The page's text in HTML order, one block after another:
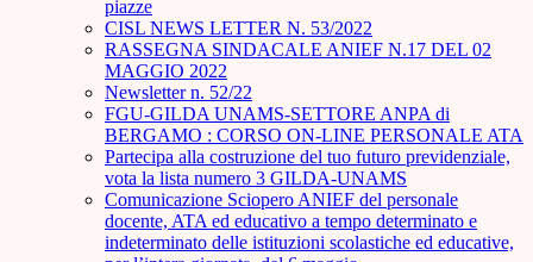
piazze
CISL NEWS LETTER N. 53/2022
RASSEGNA SINDACALE ANIEF N.17 DEL 02
MAGGIO 2022
Newsletter n. 52/22
FGU-GILDA UNAMS-SETTORE ANPA di
BERGAMO : CORSO ON-LINE PERSONALE ATA
Partecipa alla costruzione del tuo futuro previdenziale,
vota la lista numero 3 GILDA-UNAMS
Comunicazione Sciopero ANIEF del personale
docente, ATA ed educativo a tempo determinato e
indeterminato delle istituzioni scolastiche ed educative,